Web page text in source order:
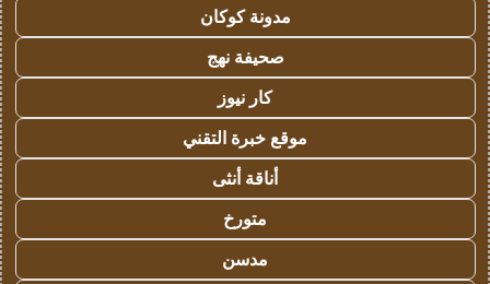
مدونة كوكان
صحيفة نهج
كار نيوز
موقع خبرة التقني
أناقة أنثى
متورخ
مدسن